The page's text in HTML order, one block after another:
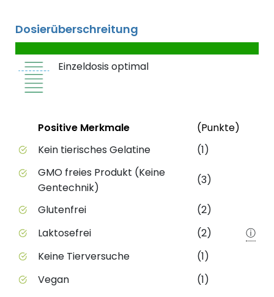
Dosierüberschreitung
Einzeldosis optimal
Positive Merkmale des Produkts mit
StatusPositive Merkmale (Punkte)
Kein tierisches Gelatine
(1)
GMO freies Produkt (Keine
Gentechnik)
(3)
Glutenfrei
(2)
Laktosefrei
(2)
ⓘ
Keine Tierversuche
(1)
Vegan
(1)